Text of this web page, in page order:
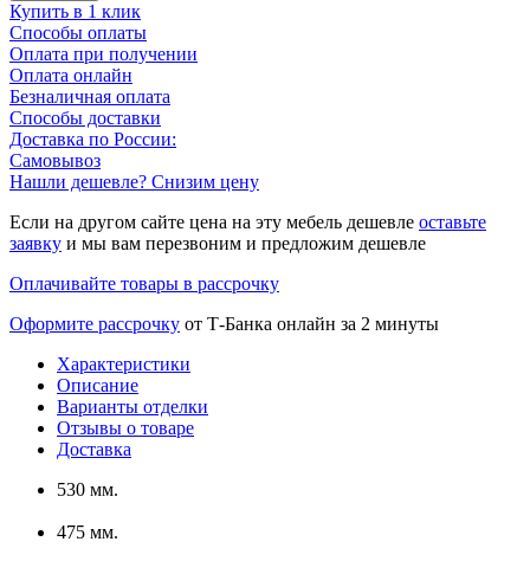
Купить в 1 клик
Способы оплаты
Оплата при получении
Оплата онлайн
Безналичная оплата
Способы доставки
Доставка по России:
Самовывоз
Нашли дешевле? Снизим цену
Если на другом сайте цена на эту мебель дешевле оставьте
заявку и мы вам перезвоним и предложим дешевле
Оплачивайте товары в рассрочку
Оформите рассрочку от Т-Банка онлайн за 2 минуты
Характеристики
Описание
Варианты отделки
Отзывы о товаре
Доставка
530 мм.
475 мм.